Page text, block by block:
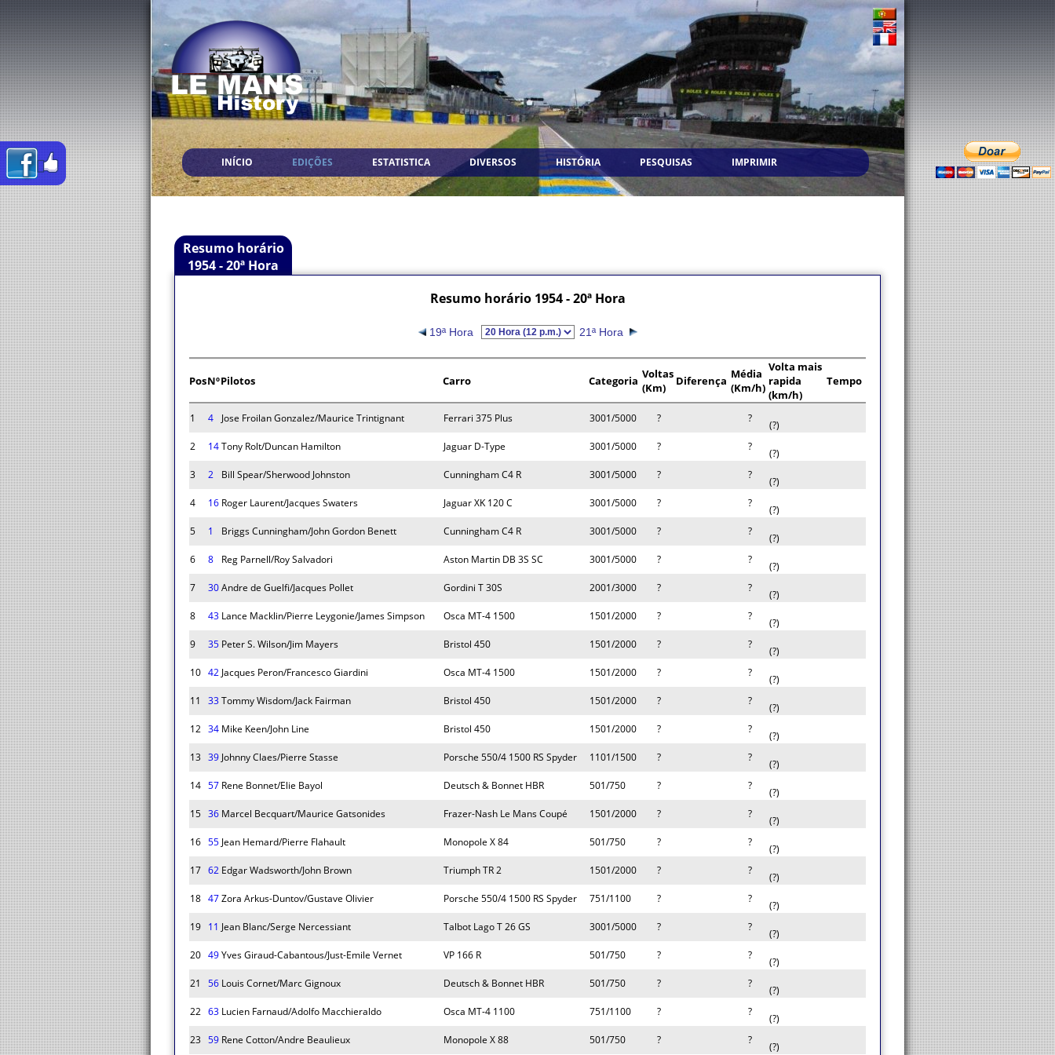
INÍCIO EDIÇÕES ESTATISTICA DIVERSOS HISTÓRIA PESQUISAS IMPRIMIR
Resumo horário
1954 - 20ª Hora
Resumo horário 1954 - 20ª Hora
19ª Hora 21ª Hora
PosNºPilotos Carro Categoria Voltas
(Km)
Diferença Média
(Km/h)
Volta mais
rapida
(km/h)
Tempo
1 4 Jose Froilan Gonzalez/Maurice Trintignant Ferrari 375 Plus 3001/5000 ? ?
(?)
2
14Tony Rolt/Duncan Hamilton Jaguar D-Type 3001/5000 ? ?
(?)
3
2 Bill Spear/Sherwood Johnston Cunningham C4 R 3001/5000 ? ?
(?)
4
16 Roger Laurent/Jacques Swaters Jaguar XK 120 C 3001/5000 ? ?
(?)
5
1 Briggs Cunningham/John Gordon Benett Cunningham C4 R 3001/5000 ? ?
(?)
6
8 Reg Parnell/Roy Salvadori Aston Martin DB 3S SC 3001/5000 ? ?
(?)
7
30Andre de Guelfi/Jacques Pollet Gordini T 30S 2001/3000 ? ?
(?)
8
43 Lance Macklin/Pierre Leygonie/James Simpson Osca MT-4 1500 1501/2000 ? ?
(?)
9
35 Peter S. Wilson/Jim Mayers Bristol 450 1501/2000 ? ?
(?)
10 42 Jacques Peron/Francesco Giardini Osca MT-4 1500 1501/2000 ? ?
(?)
11
33Tommy Wisdom/Jack Fairman Bristol 450 1501/2000 ? ?
(?)
12 34 Mike Keen/John Line Bristol 450 1501/2000 ? ?
(?)
13 39 Johnny Claes/Pierre Stasse Porsche 550/4 1500 RS Spyder 1101/1500 ? ?
(?)
14 57 Rene Bonnet/Elie Bayol Deutsch & Bonnet HBR 501/750 ? ?
(?)
15 36 Marcel Becquart/Maurice Gatsonides Frazer-Nash Le Mans Coupé 1501/2000 ? ?
(?)
16 55 Jean Hemard/Pierre Flahault Monopole X 84 501/750 ? ?
(?)
17 62 Edgar Wadsworth/John Brown Triumph TR 2 1501/2000 ? ?
(?)
18 47Zora Arkus-Duntov/Gustave Olivier Porsche 550/4 1500 RS Spyder 751/1100 ? ?
(?)
19 11 Jean Blanc/Serge Nercessiant Talbot Lago T 26 GS 3001/5000 ? ?
(?)
20 49Yves Giraud-Cabantous/Just-Emile Vernet VP 166 R 501/750 ? ?
(?)
21
56 Louis Cornet/Marc Gignoux Deutsch & Bonnet HBR 501/750 ? ?
(?)
22 63 Lucien Farnaud/Adolfo Macchieraldo Osca MT-4 1100 751/1100 ? ?
(?)
23 59 Rene Cotton/Andre Beaulieux Monopole X 88 501/750 ? ?
(?)